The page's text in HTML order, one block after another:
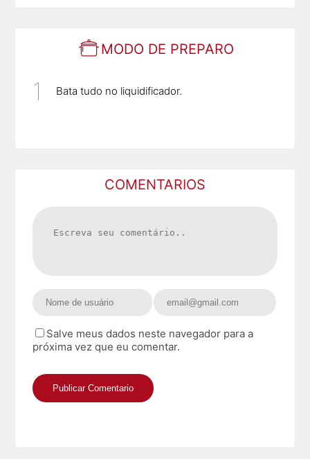
MODO DE PREPARO
Bata tudo no liquidificador.
COMENTARIOS
Salve meus dados neste navegador para a
próxima vez que eu comentar.